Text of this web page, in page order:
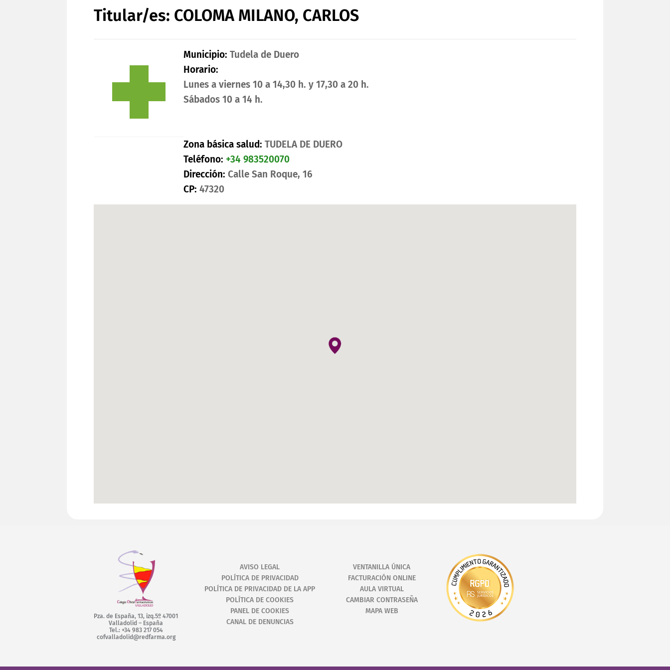
Titular/es: COLOMA MILANO, CARLOS
Municipio: Tudela de Duero
Horario:
Lunes a viernes 10 a 14,30 h. y 17,30 a 20 h.
Sábados 10 a 14 h.
Zona básica salud:TUDELA DE DUERO
Teléfono: +34 983520070
Dirección: Calle San Roque, 16
CP: 47320
Pza. de España, 13, izq.5º 47001
Valladolid – España
Tel.: +34 983 217 054
cofvalladolid@redfarma.org
AVISO LEGAL
POLÍTICA DE PRIVACIDAD
POLÍTICA DE PRIVACIDAD DE LA APP
POLÍTICA DE COOKIES
PANEL DE COOKIES
CANAL DE DENUNCIAS
VENTANILLA ÚNICA
FACTURACIÓN ONLINE
AULA VIRTUAL
CAMBIAR CONTRASEÑA
MAPA WEB